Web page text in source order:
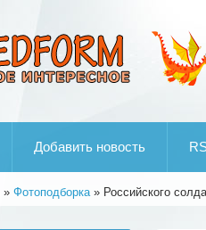
Добавить новость
»Фотоподборка» Российского